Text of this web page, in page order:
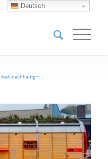
nachhaltig –...
Deutsch